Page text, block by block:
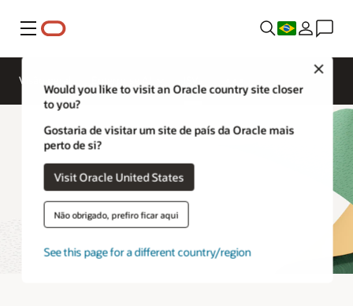
Menu
Would you like to visit an Oracle country site closer
to you?
Gostaria de visitar um site de país da Oracle mais
perto de si?
Visit Oracle United States
Não obrigado, prefiro ficar aqui
See this page for a different country/region
Visão geral